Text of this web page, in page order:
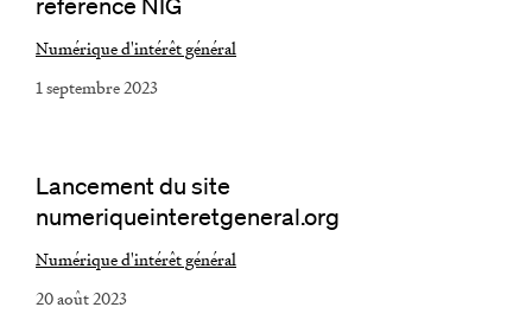
Numérique d'intérêt général
1 septembre 2023
Lancement du site
numeriqueinteretgeneral.org
Numérique d'intérêt général
20 août 2023